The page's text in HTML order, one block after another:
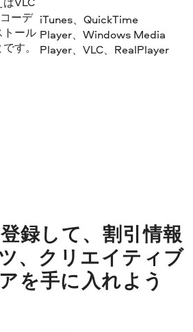
ーデ
トール
す。
iTunes、QuickTime
Player、Windows Media
Player、VLC、RealPlayer
録して、割引情報
、クリエイティブ
を手に入れよう